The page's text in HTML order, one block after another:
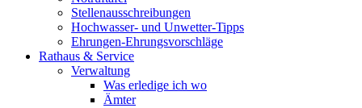
Stellenausschreibungen
Hochwasser- und Unwetter-Tipps
Ehrungen-Ehrungsvorschläge
Rathaus & Service
Verwaltung
Was erledige ich wo
Ämter